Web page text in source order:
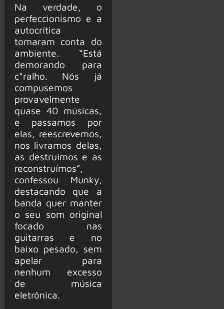
Na verdade, o
perfeccionismo e a
autocrítica
tomaram conta do
ambiente. “Está
demorando para
c*ralho. Nós já
compusemos
provavelmente
quase 40 músicas,
e passamos por
elas, reescrevemos,
nos livramos delas,
as destruímos e as
reconstruímos”,
confessou Munky,
destacando que a
banda quer manter
o seu som original
focado nas
guitarras e no
baixo pesado, sem
apelar para
nenhum excesso
de música
eletrônica.